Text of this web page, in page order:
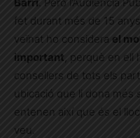
fet durant més de 15
veïnat ho considera el
important, perquè en ell
consellers de tots els
ubicació que li dona més
entenen així que és el
veu.